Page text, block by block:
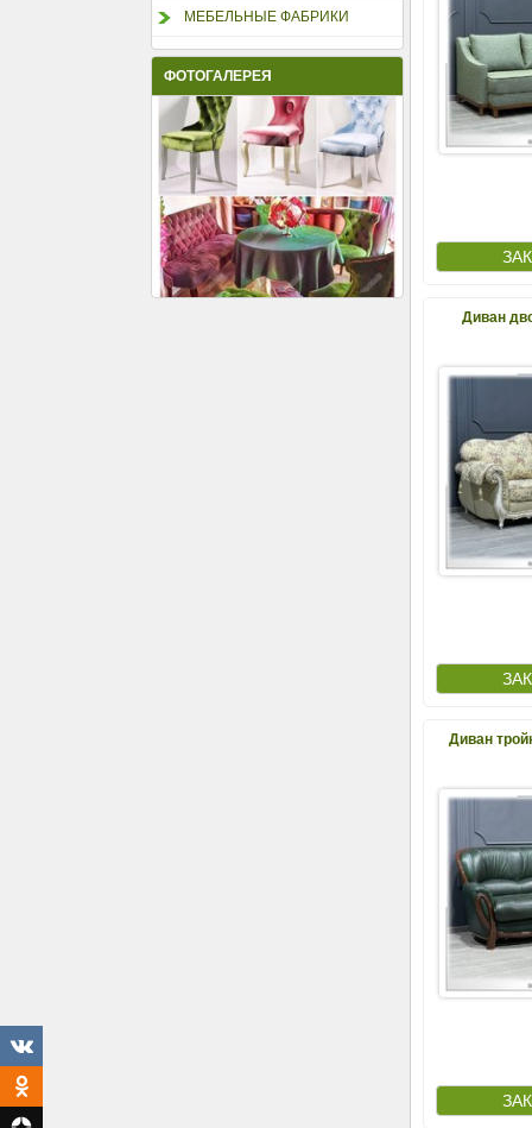
Диван
Диван
МЕБЕЛЬНЫЕ ФАБРИКИ
ФОТОГАЛЕРЕЯ